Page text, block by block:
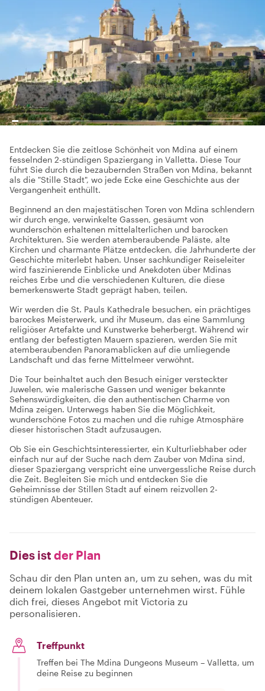
Entdecken Sie die zeitlose Schönheit von Mdina auf einem
fesselnden 2-stündigen Spaziergang in Valletta. Diese Tour
führt Sie durch die bezaubernden Straßen von Mdina, bekannt
als die "Stille Stadt", wo jede Ecke eine Geschichte aus der
Vergangenheit enthüllt.
Beginnend an den majestätischen Toren von Mdina schlendern
wir durch enge, verwinkelte Gassen, gesäumt von
wunderschön erhaltenen mittelalterlichen und barocken
Architekturen. Sie werden atemberaubende Paläste, alte
Kirchen und charmante Plätze entdecken, die Jahrhunderte der
Geschichte miterlebt haben. Unser sachkundiger Reiseleiter
wird faszinierende Einblicke und Anekdoten über Mdinas
reiches Erbe und die verschiedenen Kulturen, die diese
bemerkenswerte Stadt geprägt haben, teilen.
Wir werden die St. Pauls Kathedrale besuchen, ein prächtiges
barockes Meisterwerk, und ihr Museum, das eine Sammlung
religiöser Artefakte und Kunstwerke beherbergt. Während wir
entlang der befestigten Mauern spazieren, werden Sie mit
atemberaubenden Panoramablicken auf die umliegende
Landschaft und das ferne Mittelmeer verwöhnt.
Die Tour beinhaltet auch den Besuch einiger versteckter
Juwelen, wie malerische Gassen und weniger bekannte
Sehenswürdigkeiten, die den authentischen Charme von
Mdina zeigen. Unterwegs haben Sie die Möglichkeit,
wunderschöne Fotos zu machen und die ruhige Atmosphäre
dieser historischen Stadt aufzusaugen.
Ob Sie ein Geschichtsinteressierter, ein Kulturliebhaber oder
einfach nur auf der Suche nach dem Zauber von Mdina sind,
dieser Spaziergang verspricht eine unvergessliche Reise durch
die Zeit. Begleiten Sie mich und entdecken Sie die
Geheimnisse der Stillen Stadt auf einem reizvollen 2-
stündigen Abenteuer.
Dies ist der Plan
Schau dir den Plan unten an, um zu sehen, was du mit
deinem lokalen Gastgeber unternehmen wirst. Fühle
dich frei, dieses Angebot mit Victoria zu
personalisieren.
Treffpunkt
Treffen bei The Mdina Dungeons Museum – Valletta, um
deine Reise zu beginnen